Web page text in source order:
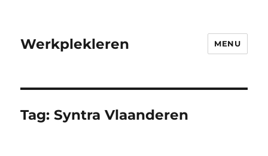
Werkplekleren MENU
Tag:Syntra Vlaanderen